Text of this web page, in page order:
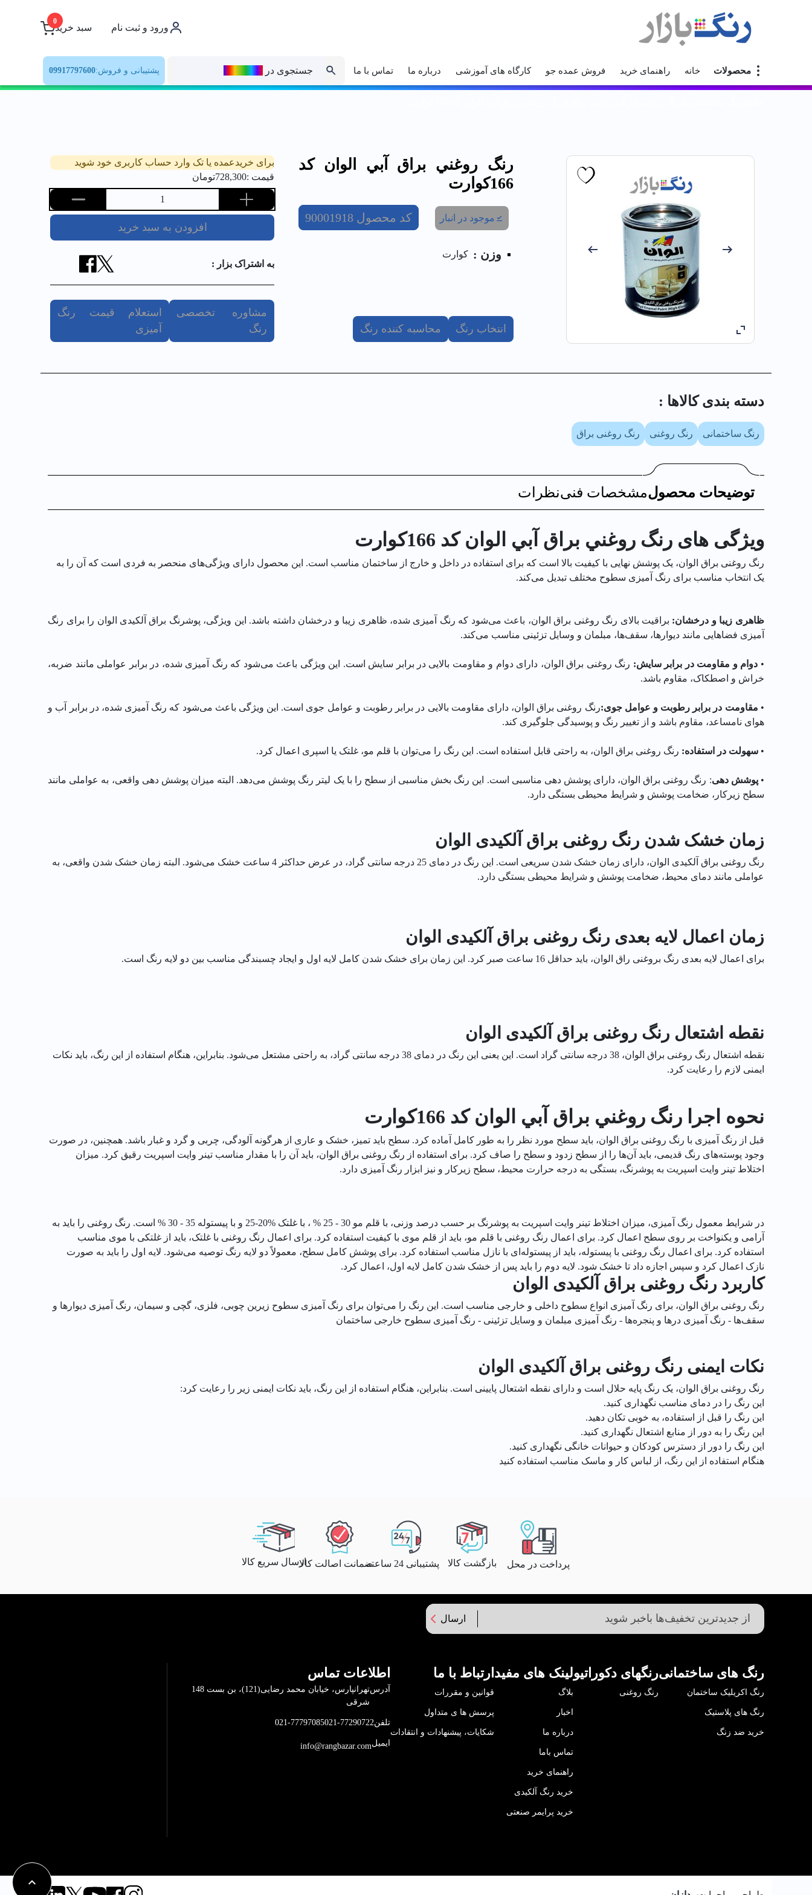
ورود و ثبت نام سبد خرید
0
محصولات خانه راهنمای خرید فروش عمده جو کارگاه های آموزشی درباره ما تماس با ما جستجوی در پشتیبانی و فروش:09917797600
رنگ روغني براق آبي الوان کد
166كوارت
موجود در انبار کد محصول 90001918
وزن : کوارت
انتخاب رنگ محاسبه کننده رنگ
برای خریدعمده یا تک وارد حساب کاربری خود شوید
قیمت :728,300تومان
1
افزودن به سبد خرید
به اشتراک بزار :
مشاوره تخصصی
رنگ
استعلام قیمت رنگ
آمیزی
دسته بندی کالا‌ها :
رنگ ساختمانی رنگ روغنی رنگ روغنی براق
توضیحات محصولمشخصات فنینظرات
ویژگی های رنگ روغني براق آبي الوان کد 166كوارت
رنگ روغنی براق الوان، یک پوشش نهایی با کیفیت بالا است که برای استفاده در داخل و خارج از ساختمان مناسب است. این محصول دارای ویژگی‌های منحصر به فردی است که آن را به
یک انتخاب مناسب برای رنگ آمیزی سطوح مختلف تبدیل می‌کند.
ظاهری زیبا و درخشان: براقیت بالای رنگ روغنی براق الوان، باعث می‌شود که رنگ آمیزی شده، ظاهری زیبا و درخشان داشته باشد. این ویژگی، پوشرنگ براق آلکیدی الوان را برای رنگ
آمیزی فضاهایی مانند دیوارها، سقف‌ها، مبلمان و وسایل تزئینی مناسب می‌کند.
• دوام و مقاومت در برابر سایش: رنگ روغنی براق الوان، دارای دوام و مقاومت بالایی در برابر سایش است. این ویژگی باعث می‌شود که رنگ آمیزی شده، در برابر عواملی مانند ضربه،
خراش و اصطکاک، مقاوم باشد.
• مقاومت در برابر رطوبت و عوامل جوی:رنگ روغنی براق الوان، دارای مقاومت بالایی در برابر رطوبت و عوامل جوی است. این ویژگی باعث می‌شود که رنگ آمیزی شده، در برابر آب و
هوای نامساعد، مقاوم باشد و از تغییر رنگ و پوسیدگی جلوگیری کند.
•سهولت در استفاده: رنگ روغنی براق الوان، به راحتی قابل استفاده است. این رنگ را می‌توان با قلم مو، غلتک یا اسپری اعمال کرد.
•پوشش دهی: رنگ روغنی براق الوان، دارای پوشش دهی مناسبی است. این رنگ بخش مناسبی از سطح را با یک لیتر رنگ پوشش می‌دهد. البته میزان پوشش دهی واقعی، به عواملی مانند
سطح زیرکار، ضخامت پوشش و شرایط محیطی بستگی دارد.
زمان خشک شدن رنگ روغنی براق آلکیدی الوان
رنگ روغنی براق آلکیدی الوان، دارای زمان خشک شدن سریعی است. این رنگ در دمای 25 درجه سانتی گراد، در عرض حداکثر 4 ساعت خشک می‌شود. البته زمان خشک شدن واقعی، به
عواملی مانند دمای محیط، ضخامت پوشش و شرایط محیطی بستگی دارد.
زمان اعمال لایه بعدی رنگ روغنی براق آلکیدی الوان
برای اعمال لایه بعدی رنگ بروغنی راق الوان، باید حداقل 16 ساعت صبر کرد. این زمان برای خشک شدن کامل لایه اول و ایجاد چسبندگی مناسب بین دو لایه رنگ است.
نقطه اشتعال رنگ روغنی براق آلکیدی الوان
نقطه اشتعال رنگ روغنی براق الوان، 38 درجه سانتی گراد است. این یعنی این رنگ در دمای 38 درجه سانتی گراد، به راحتی مشتعل می‌شود. بنابراین، هنگام استفاده از این رنگ، باید نکات
ایمنی لازم را رعایت کرد.
نحوه اجرا رنگ روغني براق آبي الوان کد 166كوارت
قبل از رنگ آمیزی با رنگ روغنی براق الوان، باید سطح مورد نظر را به طور کامل آماده کرد. سطح باید تمیز، خشک و عاری از هرگونه آلودگی، چربی و گرد و غبار باشد. همچنین، در صورت
وجود پوسته‌های رنگ قدیمی، باید آن‌ها را از سطح زدود و سطح را صاف کرد. برای استفاده از رنگ روغنی براق الوان، باید آن را با مقدار مناسب تینر وایت اسپریت رقیق کرد. میزان
اختلاط تینر وایت اسپریت به پوشرنگ، بستگی به درجه حرارت محیط، سطح زیرکار و نیز ابزار رنگ آمیزی دارد.
در شرایط معمول رنگ آمیزی، میزان اختلاط تینر وایت اسپریت به پوشرنگ بر حسب درصد وزنی، با قلم مو 30 - 25 % ، با غلتک %20-25 و با پیستوله 35 - 30 % است. رنگ روغنی را باید به
آرامی و یکنواخت بر روی سطح اعمال کرد. برای اعمال رنگ روغنی با قلم مو، باید از قلم موی با کیفیت استفاده کرد. برای اعمال رنگ روغنی با غلتک، باید از غلتکی با موی مناسب
استفاده کرد. برای اعمال رنگ روغنی با پیستوله، باید از پیستوله‌ای با نازل مناسب استفاده کرد. برای پوشش کامل سطح، معمولاً دو لایه رنگ توصیه می‌شود. لایه اول را باید به صورت
نازک اعمال کرد و سپس اجازه داد تا خشک شود. لایه دوم را باید پس از خشک شدن کامل لایه اول، اعمال کرد.
کاربرد رنگ روغنی براق آلکیدی الوان
رنگ روغنی براق الوان، برای رنگ آمیزی انواع سطوح داخلی و خارجی مناسب است. این رنگ را می‌توان برای رنگ آمیزی سطوح زیرین چوبی، فلزی، گچی و سیمان، رنگ آمیزی دیوارها و
سقف‌ها - رنگ آمیزی درها و پنجره‌ها - رنگ آمیزی مبلمان و وسایل تزئینی - رنگ آمیزی سطوح خارجی ساختمان
نکات ایمنی رنگ روغنی براق آلکیدی الوان
رنگ روغنی براق الوان، یک رنگ پایه حلال است و دارای نقطه اشتعال پایینی است. بنابراین، هنگام استفاده از این رنگ، باید نکات ایمنی زیر را رعایت کرد:
این رنگ را در دمای مناسب نگهداری کنید.
این رنگ را قبل از استفاده، به خوبی تکان دهید.
این رنگ را به دور از منابع اشتعال نگهداری کنید.
این رنگ را دور از دسترس کودکان و حیوانات خانگی نگهداری کنید.
هنگام استفاده از این رنگ، از لباس کار و ماسک مناسب استفاده کنید
پرداخت در محل بازگشت کالا پشتیبانی 24 ساعته ضمانت اصالت کالاارسال سریع کالا
ارسال
رنگ های ساختمانی
رنگ اکریلیک ساختمان
رنگ های پلاستیک
خرید ضد زنگ
رنگهای دکوراتیو
رنگ روغنی
لینک های مفید
بلاگ
اخبار
درباره ما
تماس باما
راهنمای خرید
خرید رنگ آلکیدی
خرید پرایمر صنعتی
ارتباط با ما
قوانین و مقررات
پرسش ها ی متداول
شکایات، پیشنهادات و انتقادات
اطلاعات تماس
آدرس
تهرانپارس، خیابان محمد رضایی(121)، بن بست 148
شرقی
تلفن021-77290722
021-77797085
ایمیلinfo@rangbazar.com